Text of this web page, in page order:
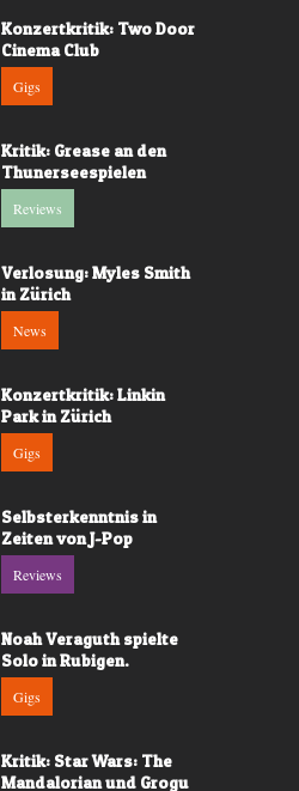
Konzertkritik: Two Door
Cinema Club
Gigs
Kritik: Grease an den
Thunerseespielen
Reviews
Verlosung: Myles Smith
in Zürich
News
Konzertkritik: Linkin
Park in Zürich
Gigs
Selbsterkenntnis in
Zeiten von J-Pop
Reviews
Noah Veraguth spielte
Solo in Rubigen.
Gigs
Kritik: Star Wars: The
Mandalorian und Grogu